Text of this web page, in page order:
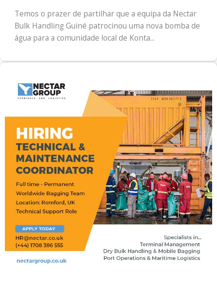
Temos o prazer de partilhar que a equipa da Nectar
Bulk Handling Guiné patrocinou uma nova bomba de
água para a comunidade local de Konta...